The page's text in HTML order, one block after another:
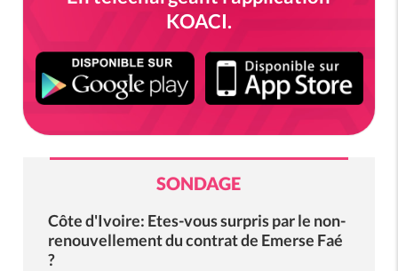
KOACI.
SONDAGE
Côte d'Ivoire: Etes-vous surpris par le non-
renouvellement du contrat de Emerse Faé
?